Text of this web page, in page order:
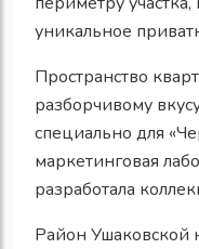
уникальное
Пространство
разборчивому
специально для
маркетинговая
разработала
Район Ушаковской